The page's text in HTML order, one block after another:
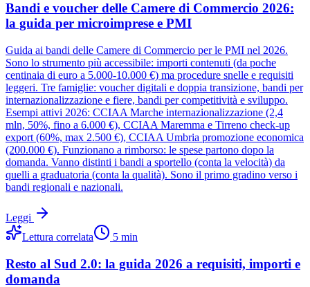
Bandi e voucher delle Camere di Commercio 2026:
la guida per microimprese e PMI
Guida ai bandi delle Camere di Commercio per le PMI nel 2026.
Sono lo strumento più accessibile: importi contenuti (da poche
centinaia di euro a 5.000-10.000 €) ma procedure snelle e requisiti
leggeri. Tre famiglie: voucher digitali e doppia transizione, bandi per
internazionalizzazione e fiere, bandi per competitività e sviluppo.
Esempi attivi 2026: CCIAA Marche internazionalizzazione (2,4
mln, 50%, fino a 6.000 €), CCIAA Maremma e Tirreno check-up
export (60%, max 2.500 €), CCIAA Umbria promozione economica
(200.000 €). Funzionano a rimborso: le spese partono dopo la
domanda. Vanno distinti i bandi a sportello (conta la velocità) da
quelli a graduatoria (conta la qualità). Sono il primo gradino verso i
bandi regionali e nazionali.
Leggi
Lettura correlata
5 min
Resto al Sud 2.0: la guida 2026 a requisiti, importi e
domanda